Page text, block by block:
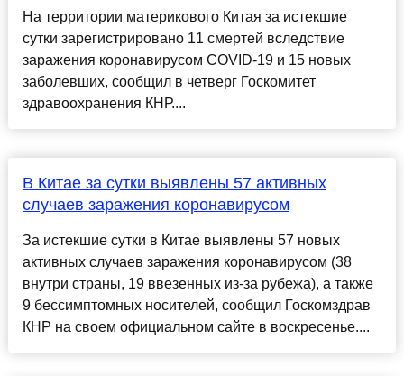
На территории материкового Китая за истекшие
сутки зарегистрировано 11 смертей вследствие
заражения коронавирусом COVID-19 и 15 новых
заболевших, сообщил в четверг Госкомитет
здравоохранения КНР....
В Китае за сутки выявлены 57 активных
случаев заражения коронавирусом
За истекшие сутки в Китае выявлены 57 новых
активных случаев заражения коронавирусом (38
внутри страны, 19 ввезенных из-за рубежа), а также
9 бессимптомных носителей, сообщил Госкомздрав
КНР на своем официальном сайте в воскресенье....